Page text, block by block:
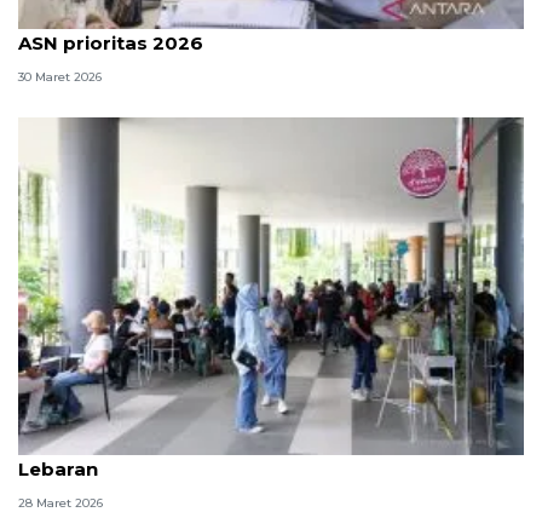
OIKN: Pembangunan kawasan hingga pemindahan
ASN prioritas 2026
30 Maret 2026
Omset UMKM di IKN meningkat selama libur
Lebaran
28 Maret 2026